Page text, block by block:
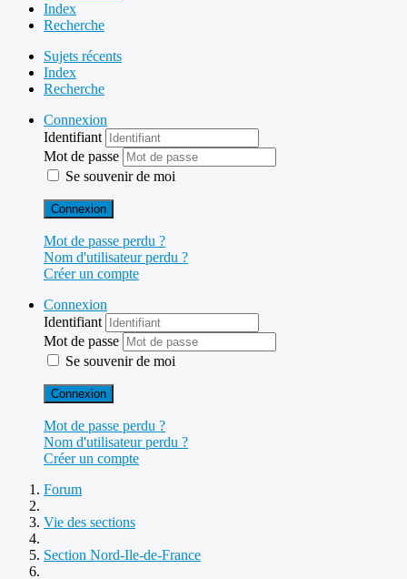
Index
Recherche
Sujets récents
Index
Recherche
Connexion
Identifiant
Mot de passe
Se souvenir de moi
Connexion
Mot de passe perdu ?
Nom d'utilisateur perdu ?
Créer un compte
Connexion
Identifiant
Mot de passe
Se souvenir de moi
Connexion
Mot de passe perdu ?
Nom d'utilisateur perdu ?
Créer un compte
Forum
Vie des sections
Section Nord-Ile-de-France